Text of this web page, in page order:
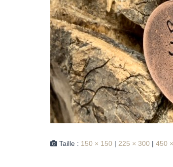
Taille : 150 × 150 | 225 × 300 | 450